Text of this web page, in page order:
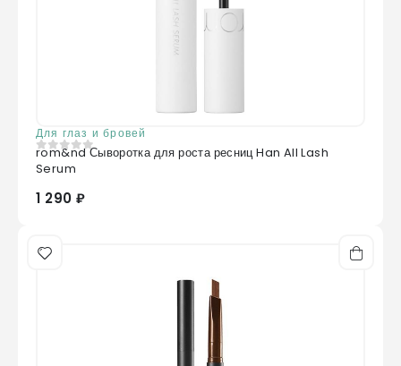
Для глаз и бровей
0из 5
rom&nd Сыворотка для роста ресниц Han All Lash
Serum
1 290 ₽